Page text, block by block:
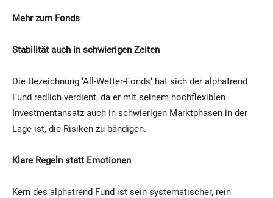
Mehr zum Fonds
Stabilität auch in schwierigen Zeiten
Die Bezeichnung ‘All-Wetter-Fonds‘ hat sich der alphatrend
Fund redlich verdient, da er mit seinem hochflexiblen
Investmentansatz auch in schwierigen Marktphasen in der
Lage ist, die Risiken zu bändigen.
Klare Regeln statt Emotionen
Kern des alphatrend Fund ist sein systematischer, rein